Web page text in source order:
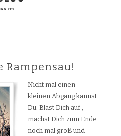
Rampensau!
Nicht mal einen
kleinen Abgang kannst
Du. Bläst Dich auf ,
machst Dich zum Ende
noch mal groß und